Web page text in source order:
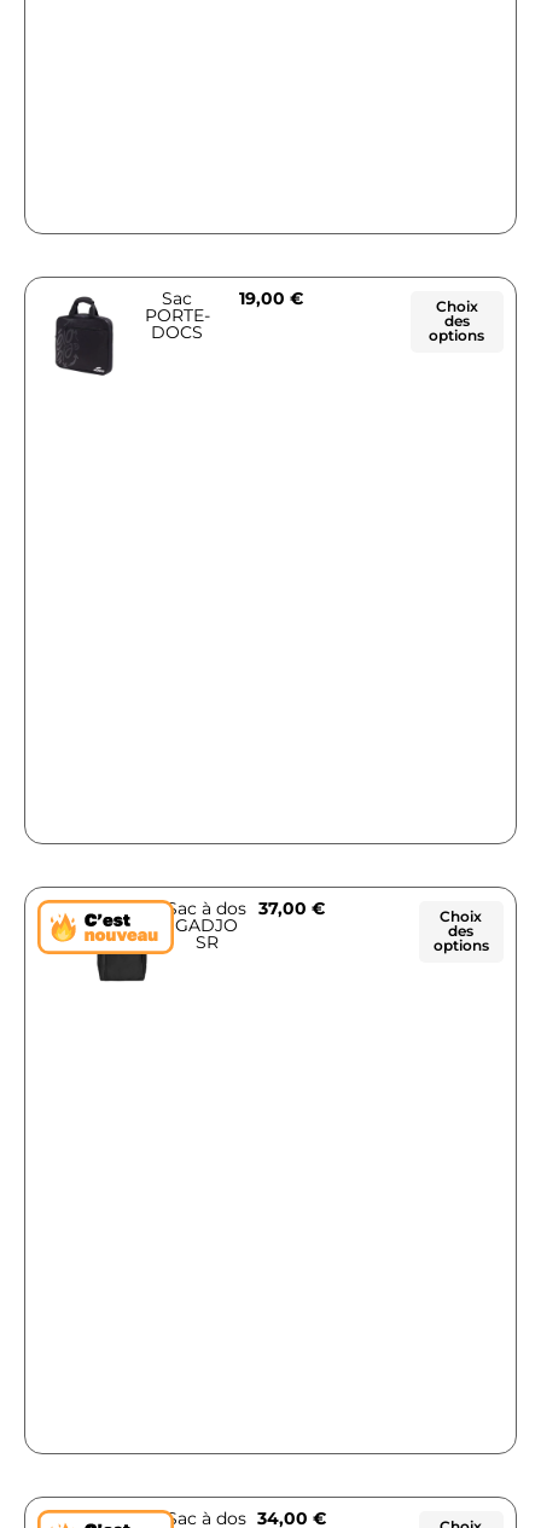
Sac
PORTE-
DOCS
19,00 €
Choix
des
options
Sac à dos
GADJO
SR
37,00€
Choix
des
options
Sac à dos 34,00€